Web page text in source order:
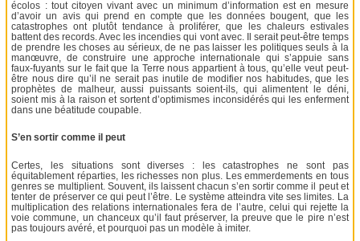
écolos : tout citoyen vivant avec un minimum d’information est en mesure
d’avoir un avis qui prend en compte que les données bougent, que les
catastrophes ont plutôt tendance à proliférer, que les chaleurs estivales
battent des records. Avec les incendies qui vont avec. Il serait peut-être temps
de prendre les choses au sérieux, de ne pas laisser les politiques seuls à la
manœuvre, de construire une approche internationale qui s’appuie sans
faux-fuyants sur le fait que la Terre nous appartient à tous, qu’elle veut peut-
être nous dire qu’il ne serait pas inutile de modifier nos habitudes, que les
prophètes de malheur, aussi puissants soient-ils, qui alimentent le déni,
soient mis à la raison et sortent d’optimismes inconsidérés qui les enferment
dans une béatitude coupable.
S’en sortir comme il peut
Certes, les situations sont diverses : les catastrophes ne sont pas
équitablement réparties, les richesses non plus. Les emmerdements en tous
genres se multiplient. Souvent, ils laissent chacun s’en sortir comme il peut et
tenter de préserver ce qui peut l’être. Le système atteindra vite ses limites. La
multiplication des relations internationales fera de l’autre, celui qui rejette la
voie commune, un chanceux qu’il faut préserver, la preuve que le pire n’est
pas toujours avéré, et pourquoi pas un modèle à imiter.